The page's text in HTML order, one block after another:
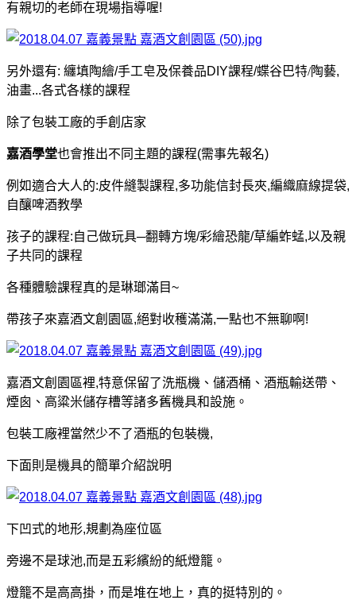
有親切的老師在現場指導喔!
另外還有: 纏填陶繪/手工皂及保養品DIY課程/蝶谷巴特/陶藝,
油畫...各式各樣的課程
除了包裝工廠的手創店家
嘉酒學堂也會推出不同主題的課程(需事先報名)
例如適合大人的:皮件縫製課程,多功能信封長夾,編織麻線提袋,
自釀啤酒教學
孩子的課程:自己做玩具─翻轉方塊/彩繪恐龍/草編蚱蜢,以及親
子共同的課程
各種體驗課程真的是琳瑯滿目~
帶孩子來嘉酒文創園區,絕對收穫滿滿,一點也不無聊啊!
嘉酒文創園區裡,特意保留了洗瓶機、儲酒桶、酒瓶輸送帶、
煙囪、高粱米儲存槽等諸多舊機具和設施。
包裝工廠裡當然少不了酒瓶的包裝機,
下面則是機具的簡單介紹說明
下凹式的地形,規劃為座位區
旁邊不是球池,而是五彩繽紛的紙燈籠。
燈籠不是高高掛，而是堆在地上，真的挺特別的。